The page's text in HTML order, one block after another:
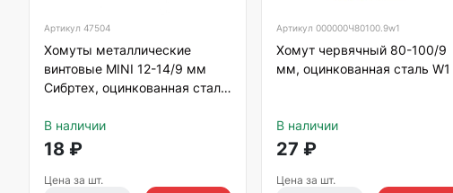
Артикул 47504
Хомуты металлические
винтовые MINI 12-14/9 мм
Сибртех, оцинкованная сталь
В наличии
18 ₽
Цена за шт.
Артикул000000Ч80100.9w1
Хомут червячный 80-100/9
мм, оцинкованная сталь W1
В наличии
27 ₽
Цена за шт.